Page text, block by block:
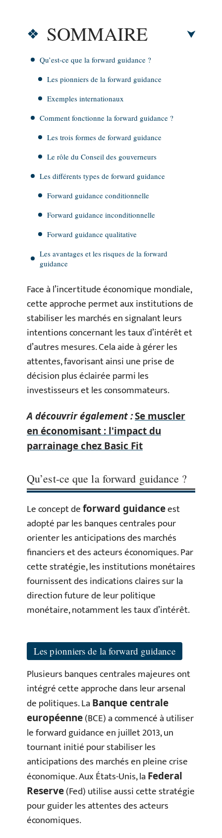
SOMMAIRE
Qu’est-ce que la forward guidance ?
Les pionniers de la forward guidance
Exemples internationaux
Comment fonctionne la forward guidance ?
Les trois formes de forward guidance
Le rôle du Conseil des gouverneurs
Les différents types de forward guidance
Forward guidance conditionnelle
Forward guidance inconditionnelle
Forward guidance qualitative
Les avantages et les risques de la forward
guidance
Face à l’incertitude économique mondiale,
cette approche permet aux institutions de
stabiliser les marchés en signalant leurs
intentions concernant les taux d’intérêt et
d’autres mesures. Cela aide à gérer les
attentes, favorisant ainsi une prise de
décision plus éclairée parmi les
investisseurs et les consommateurs.
A découvrir également :Se muscler
en économisant : l'impact du
parrainage chez Basic Fit
Qu’est-ce que la forward guidance ?
Le concept deforward guidanceest
adopté par les banques centrales pour
orienter les anticipations des marchés
financiers et des acteurs économiques. Par
cette stratégie, les institutions monétaires
fournissent des indications claires sur la
direction future de leur politique
monétaire, notamment les taux d’intérêt.
Les pionniers de la forward guidance
Plusieurs banques centrales majeures ont
intégré cette approche dans leur arsenal
de politiques. LaBanque centrale
européenne(BCE) a commencé à utiliser
le forward guidance en juillet 2013, un
tournant initié pour stabiliser les
anticipations des marchés en pleine crise
économique. Aux États-Unis, laFederal
Reserve(Fed) utilise aussi cette stratégie
pour guider les attentes des acteurs
économiques.